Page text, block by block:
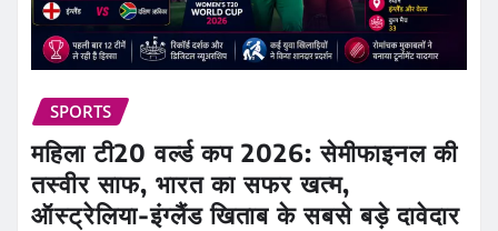
SPORTS
महिला टी20 वर्ल्ड कप 2026: सेमीफाइनल की
तस्वीर साफ, भारत का सफर खत्म,
ऑस्ट्रेलिया-इंग्लैंड खिताब के सबसे बड़े दावेदार